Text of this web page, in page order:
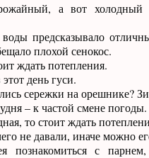
а вот холодный
предсказывало
плохой сенокос.
ждать потепления.
день гуси.
сережки на орешнике?
– к частой смене погоды.
то стоит ждать
не давали, иначе можно
познакомиться с